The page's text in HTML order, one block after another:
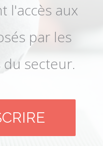
l'accès aux
par les
secteur.